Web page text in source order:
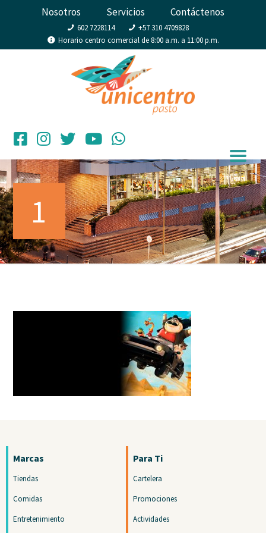
Nosotros Servicios Contáctenos
602 7228114
+57 310 4709828
Horario centro comercial de 8:00 a.m. a 11:00 p.m.
1
Marcas
Tiendas
Comidas
Entretenimiento
Para Ti
Cartelera
Promociones
Actividades